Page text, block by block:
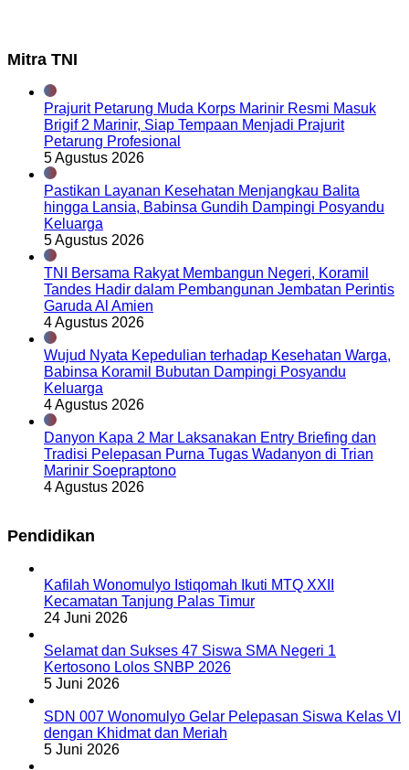
Mitra TNI
Prajurit Petarung Muda Korps Marinir Resmi Masuk
Brigif 2 Marinir, Siap Tempaan Menjadi Prajurit
Petarung Profesional
5 Agustus 2026
Pastikan Layanan Kesehatan Menjangkau Balita
hingga Lansia, Babinsa Gundih Dampingi Posyandu
Keluarga
5 Agustus 2026
TNI Bersama Rakyat Membangun Negeri, Koramil
Tandes Hadir dalam Pembangunan Jembatan Perintis
Garuda Al Amien
4 Agustus 2026
Wujud Nyata Kepedulian terhadap Kesehatan Warga,
Babinsa Koramil Bubutan Dampingi Posyandu
Keluarga
4 Agustus 2026
Danyon Kapa 2 Mar Laksanakan Entry Briefing dan
Tradisi Pelepasan Purna Tugas Wadanyon di Trian
Marinir Soepraptono
4 Agustus 2026
Pendidikan
Kafilah Wonomulyo Istiqomah Ikuti MTQ XXII
Kecamatan Tanjung Palas Timur
24 Juni 2026
Selamat dan Sukses 47 Siswa SMA Negeri 1
Kertosono Lolos SNBP 2026
5 Juni 2026
SDN 007 Wonomulyo Gelar Pelepasan Siswa Kelas VI
dengan Khidmat dan Meriah
5 Juni 2026